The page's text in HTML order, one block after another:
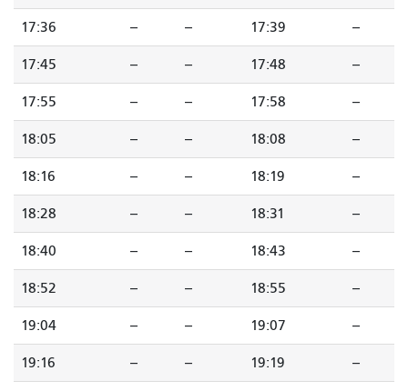
17:36 -- -- 17:39 --
17:45 -- -- 17:48 --
17:55 -- -- 17:58 --
18:05 -- -- 18:08 --
18:16 -- -- 18:19 --
18:28 -- -- 18:31 --
18:40 -- -- 18:43 --
18:52 -- -- 18:55 --
19:04 -- -- 19:07 --
19:16 -- -- 19:19 --